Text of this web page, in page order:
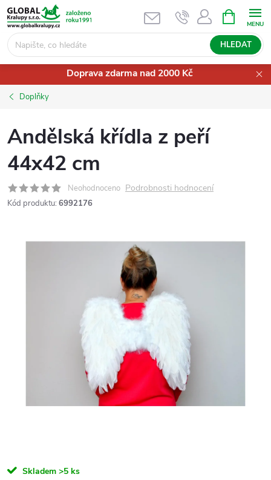
Přejít
na
obsah
HLEDAT
NÁKUPNÍ
KOŠÍK
Doprava zdarma nad 2000 Kč
Doplňky
Andělská křídla z peří
44x42 cm
Neohodnoceno Podrobnosti hodnocení
Kód produktu: 6992176
Skladem >5 ks